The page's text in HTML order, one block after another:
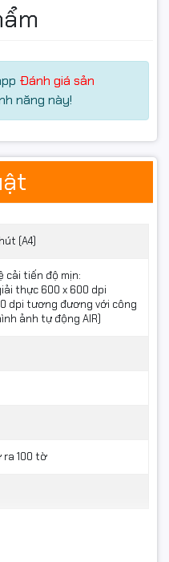
Đánh giá sản
năng này!
(A4)
cải tiến độ mịn:
thực 600 x 600 dpi
dpi tương đương với công
ảnh tự động AIR)
ra 100 tờ